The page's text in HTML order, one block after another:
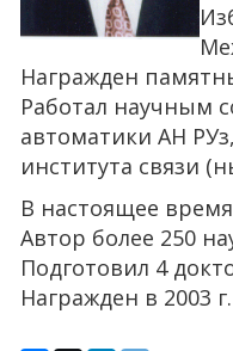
Награжден
Работал научным
автоматики АН
института связи
В настоящее
Автор более 250
Подготовил 4
Награжден в 2003